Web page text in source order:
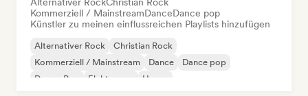
Kommerziell / MainstreamDanceDance pop
Künstler zu meinen einflussreichen Playlists hinzufügen
Alternativer Rock
Christian Rock
Kommerziell / Mainstream
Dance
Dance pop
Dream Pop
Elektropop House